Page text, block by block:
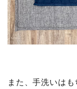
また、手洗いは